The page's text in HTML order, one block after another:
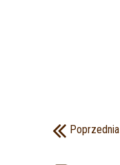
Poprzednia